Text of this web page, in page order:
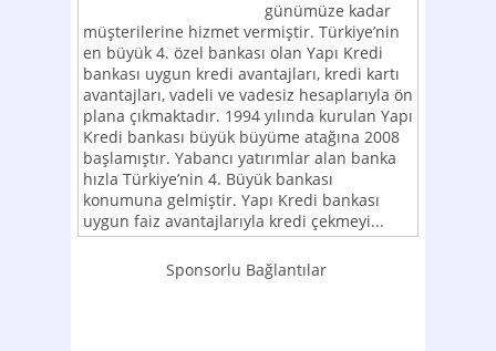
günümüze kadar
müşterilerine hizmet vermiştir. Türkiye’nin
en büyük 4. özel bankası olan Yapı Kredi
bankası uygun kredi avantajları, kredi kartı
avantajları, vadeli ve vadesiz hesaplarıyla ön
plana çıkmaktadır. 1994 yılında kurulan Yapı
Kredi bankası büyük büyüme atağına 2008
başlamıştır. Yabancı yatırımlar alan banka
hızla Türkiye’nin 4. Büyük bankası
konumuna gelmiştir. Yapı Kredi bankası
uygun faiz avantajlarıyla kredi çekmeyi...
Sponsorlu Bağlantılar